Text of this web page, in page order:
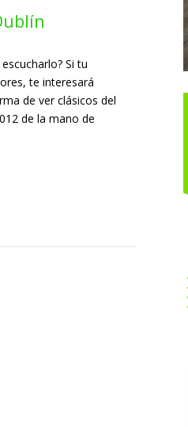
Si tu
te interesará
de ver clásicos del
de la mano de